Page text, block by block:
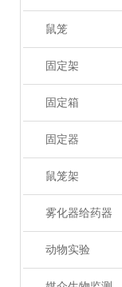
鼠笼
固定架
固定箱
固定器
鼠笼架
雾化器给药器
动物实验